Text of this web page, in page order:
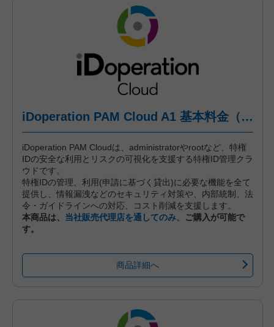
iDoperation PAM Cloud A1 基本料金（年間プラン、一括前払い）
iDoperation PAM Cloudは、administratorやrootなど、特権
IDの安全な利用とリスクの可視化を支援する特権ID管理クラ
ウドです。
特権IDの管理、利用(申請に基づく貸出)に必要な機能を全て
提供し、情報漏洩などのセキュリティ対策や、内部統制、法
令・ガイドラインへの対応、コスト削減を支援します。
本商品は、 当社販売代理店を通してのみ、
ご購入が可能で
す。
商品詳細へ